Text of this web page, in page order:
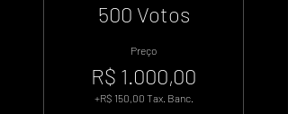
500 Votos
Preço
R$ 1.000,00
+R$ 150,00 Tax. Banc.